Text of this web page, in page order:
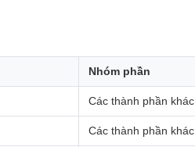
Nhóm phần
Các thành phần khác
Các thành phần khác